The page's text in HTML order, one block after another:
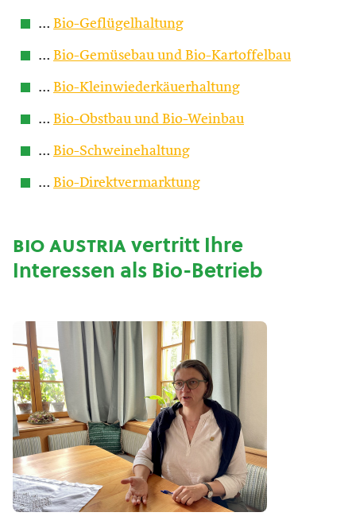
… Bio-Geflügelhaltung
… Bio-Gemüsebau und Bio-Kartoffelbau
… Bio-Kleinwiederkäuerhaltung
… Bio-Obstbau und Bio-Weinbau
… Bio-Schweinehaltung
… Bio-Direktvermarktung
bio austriavertritt Ihre
Interessen als Bio-Betrieb